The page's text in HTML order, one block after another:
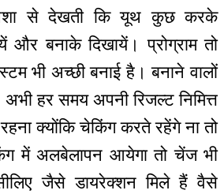
आशा से देखती कि यूथ कुछ करके
और बनाके दिखायें। प्रोग्राम तो
भी अच्छी बनाई है। बनाने वालों
हर समय अपनी रिजल्ट निमित्त
क्योंकि चेकिंग करते रहेंगे ना तो
में अलबेलापन आयेगा तो चेंज भी
जैसे डायरेक्शन मिले हैं वैसे